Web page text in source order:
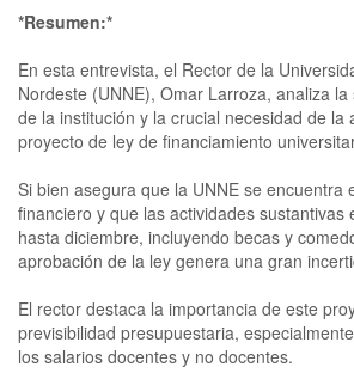
*Resumen:*
En esta entrevista, el Rector de la
Nordeste (UNNE), Omar Larroza, analiza
de la institución y la crucial necesidad de la
proyecto de ley de financiamiento
Si bien asegura que la UNNE se encuentra
financiero y que las actividades sustantivas
hasta diciembre, incluyendo becas y
aprobación de la ley genera una gran
El rector destaca la importancia de este
previsibilidad presupuestaria,
los salarios docentes y no docentes.